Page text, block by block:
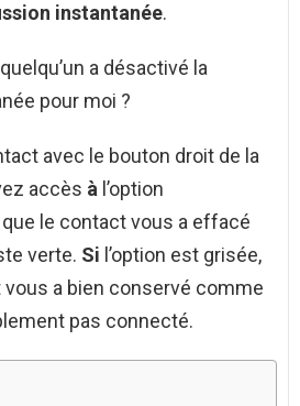
instantanée.
a désactivé la
pour moi ?
avec le bouton droit de la
accès à l’option
que le contact vous a effacé
verte. Si l’option est grisée,
vous a bien conservé comme
pas connecté.